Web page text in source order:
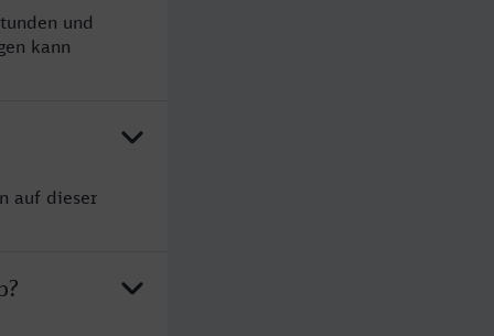
und
kann
auf dieser